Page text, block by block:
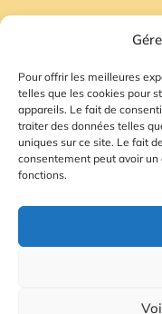
Pour offrir les meilleures
telles que les cookies pour
appareils. Le fait de
traiter des données telles
uniques sur ce site. Le fait
consentement peut avoir
fonctions.
Mentions
©